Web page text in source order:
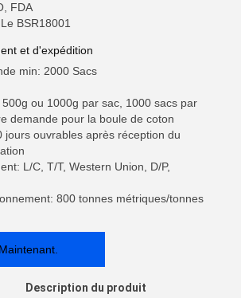
FDA
BSR18001
et d'expédition
min: 2000 Sacs
ou 1000g par sac, 1000 sacs par
demande pour la boule de coton
jours ouvrables après réception du
L/C, T/T, Western Union, D/P,
800 tonnes métriques/tonnes
Description du produit